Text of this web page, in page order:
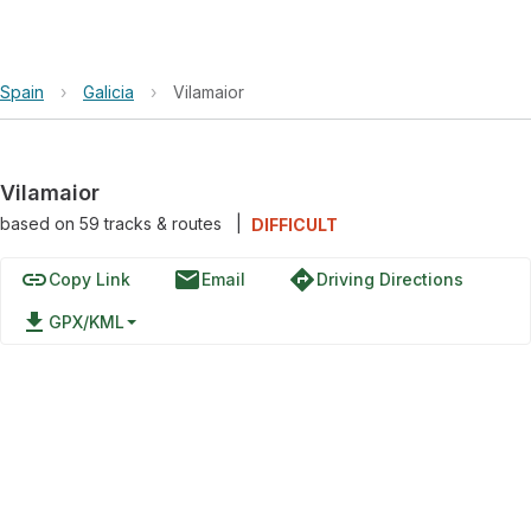
Spain › Galicia › Vilamaior
Vilamaior
based on 59tracks & routes DIFFICULT
linkCopy Link emailEmail directionsDriving Directions
file_download GPX/KML